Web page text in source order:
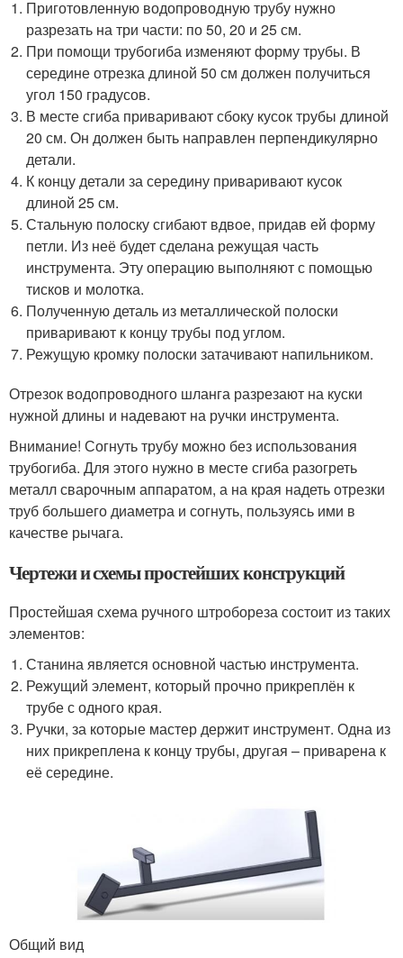
Приготовленную водопроводную трубу нужно
разрезать на три части: по 50, 20 и 25 см.
При помощи трубогиба изменяют форму трубы. В
середине отрезка длиной 50 см должен получиться
угол 150 градусов.
В месте сгиба приваривают сбоку кусок трубы длиной
20 см. Он должен быть направлен перпендикулярно
детали.
К концу детали за середину приваривают кусок
длиной 25 см.
Стальную полоску сгибают вдвое, придав ей форму
петли. Из неё будет сделана режущая часть
инструмента. Эту операцию выполняют с помощью
тисков и молотка.
Полученную деталь из металлической полоски
приваривают к концу трубы под углом.
Режущую кромку полоски затачивают напильником.
Отрезок водопроводного шланга разрезают на куски
нужной длины и надевают на ручки инструмента.
Внимание! Согнуть трубу можно без использования
трубогиба. Для этого нужно в месте сгиба разогреть
металл сварочным аппаратом, а на края надеть отрезки
труб большего диаметра и согнуть, пользуясь ими в
качестве рычага.
Чертежи и схемы простейших конструкций
Простейшая схема ручного штробореза состоит из таких
элементов:
Станина является основной частью инструмента.
Режущий элемент, который прочно прикреплён к
трубе с одного края.
Ручки, за которые мастер держит инструмент. Одна из
них прикреплена к концу трубы, другая – приварена к
её середине.
Общий вид